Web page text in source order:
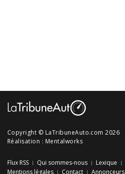
Copyright © LaTribuneAuto.com 2026
Réalisation : Mentalworks
Flux RSS Qui sommes-nous Lexique
Mentions légales
Contact Annonceurs